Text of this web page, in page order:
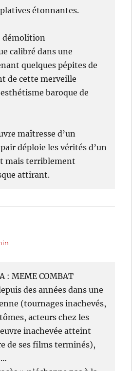
étonnantes.
démolition
calibré dans une
quelques pépites de
de cette merveille
baroque de
maîtresse d’un
déploie les vérités d’un
mais terriblement
attirant.
: MEME COMBAT
des années dans une
(tournages inachevés,
acteurs chez les
inachevée atteint
de ses films terminés),